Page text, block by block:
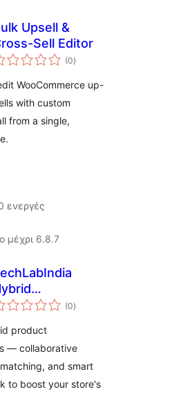
Upsell &
Sell Editor
(0αξιολογήσεις
σύνολο
)
WooCommerce up-
with custom
from a single,
ενεργές
μέχρι 6.8.7
for
(0αξιολογήσεις
σύνολο
)
product
— collaborative
and smart
to boost your store's